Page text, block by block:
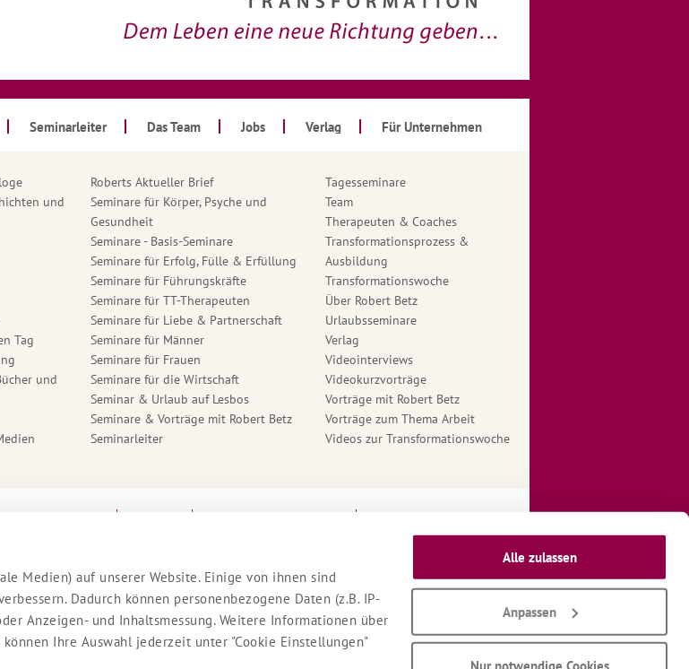
Medien) auf unserer Website. Einige von ihnen sind
Dadurch können personenbezogene Daten (z.B. IP-
Anzeigen- und Inhaltsmessung. Weitere Informationen über
können Ihre Auswahl jederzeit unter "Cookie Einstellungen"
Alle zulassen
Anpassen
Seminarleiter Das Team Jobs Verlag Für Unternehmen
und
Tag
und
Roberts Aktueller Brief
Seminare für Körper, Psyche und
Gesundheit
Seminare - Basis-Seminare
Seminare für Erfolg, Fülle & Erfüllung
Seminare für Führungskräfte
Seminare für TT-Therapeuten
Seminare für Liebe & Partnerschaft
Seminare für Männer
Seminare für Frauen
Seminare für die Wirtschaft
Seminar & Urlaub auf Lesbos
Seminare & Vorträge mit Robert Betz
Seminarleiter
Tagesseminare
Team
Therapeuten & Coaches
Transformationsprozess &
Ausbildung
Transformationswoche
Über Robert Betz
Urlaubsseminare
Verlag
Videointerviews
Videokurzvorträge
Vorträge mit Robert Betz
Vorträge zum Thema Arbeit
Videos zur Transformationswoche